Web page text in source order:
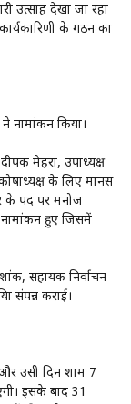
उत्साह देखा जा रहा
के गठन का
नामांकन किया।
मेहरा, उपाध्यक्ष
के लिए मानस
के पद पर मनोज
नामांकन हुए जिसमें
सहायक निर्वाचन
संपन्न कराई।
उसी दिन शाम 7
इसके बाद 31